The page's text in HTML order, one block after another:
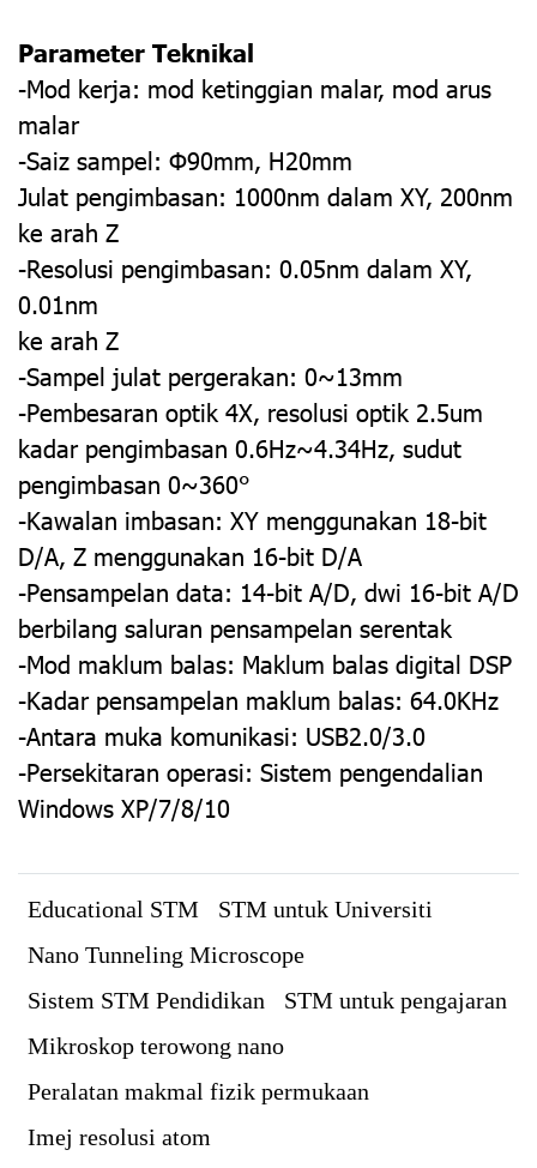
Parameter Teknikal
-Mod kerja: mod ketinggian malar, mod arus
malar
-Saiz sampel: Φ90mm, H20mm
Julat pengimbasan: 1000nm dalam XY, 200nm
ke arah Z
-Resolusi pengimbasan: 0.05nm dalam XY,
0.01nm
ke arah Z
-Sampel julat pergerakan: 0~13mm
-Pembesaran optik 4X, resolusi optik 2.5um
kadar pengimbasan 0.6Hz~4.34Hz, sudut
pengimbasan 0~360°
-Kawalan imbasan: XY menggunakan 18-bit
D/A, Z menggunakan 16-bit D/A
-Pensampelan data: 14-bit A/D, dwi 16-bit A/D
berbilang saluran pensampelan serentak
-Mod maklum balas: Maklum balas digital DSP
-Kadar pensampelan maklum balas: 64.0KHz
-Antara muka komunikasi: USB2.0/3.0
-Persekitaran operasi: Sistem pengendalian
Windows XP/7/8/10
Educational STM
STM untuk Universiti
Nano Tunneling Microscope
Sistem STM Pendidikan
STM untuk pengajaran
Mikroskop terowong nano
Peralatan makmal fizik permukaan
Imej resolusi atom